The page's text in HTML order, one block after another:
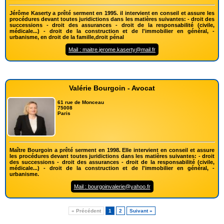
Jérôme Kaserty a prêté serment en 1995. il intervient en conseil et assure les
procédures devant toutes juridictions dans les matières suivantes: - droit des
successions - droit des assurances - droit de la responsabilité (civile,
médicale...) - droit de la construction et de l'immobilier en général, -
urbanisme, en droit de la famille,droit pénal
Mail : maitre.jerome.kaserty@mail.fr
Valérie Bourgoin - Avocat
61 rue de Monceau
75008
Paris
Maître Bourgoin a prêté serment en 1998. Elle intervient en conseil et assure
les procédures devant toutes juridictions dans les matières suivantes: - droit
des successions - droit des assurances - droit de la responsabilité (civile,
médicale...) - droit de la construction et de l'immobilier en général, -
urbanisme.
Mail : bourgoinvalerie@yahoo.fr
« Précédent 1 2 Suivant »